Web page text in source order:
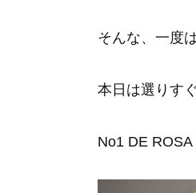
そんな、一度
本日は選りす
No1 DE